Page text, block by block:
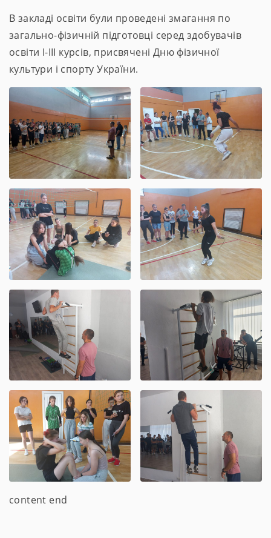
В закладі освіти були проведені змагання по
загально-фізичній підготовці серед здобувачів
освіти І-ІІІ курсів, присвячені Дню фізичної
культури і спорту України.
content end